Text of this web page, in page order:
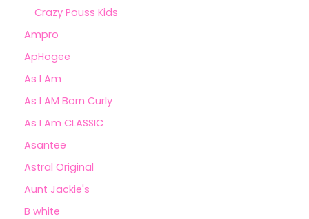
Crazy Pouss Kids
Ampro
ApHogee
As I Am
As I AM Born Curly
As I Am CLASSIC
Asantee
Astral Original
Aunt Jackie's
B white